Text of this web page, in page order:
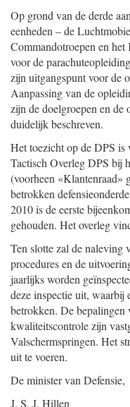
Op grond van de derde
eenheden – de
Commandotroepen en
voor de
zijn uitgangspunt voor de
Aanpassing van de
zijn de doelgroepen en de
duidelijk beschreven.
Het toezicht op de DPS is
Tactisch Overleg DPS bij
(voorheen «Klantenraad»
betrokken
2010 is de eerste
gehouden. Het overleg
Ten slotte zal de naleving
procedures en de
jaarlijks worden
deze inspectie uit, waarbij
betrokken. De bepalingen
kwaliteitscontrole zijn
Valschermspringen. Het
uit te voeren.
De minister van Defensie,
J. S. J. Hillen